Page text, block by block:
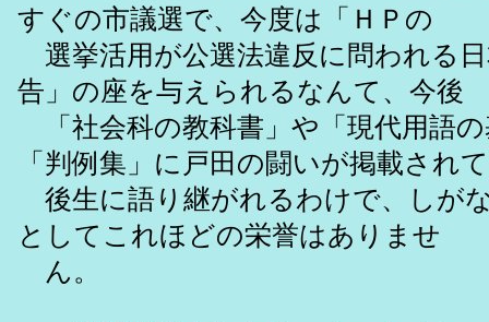
すぐの市議選で、今度は「ＨＰの
選挙活用が公選法違反に問われる
告」の座を与えられるなんて、今後
「社会科の教科書」や「現代用語
「判例集」に戸田の闘いが掲載されて
後生に語り継がれるわけで、しが
としてこれほどの栄誉はありませ
ん。